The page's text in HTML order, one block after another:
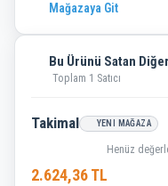
Mağazaya Git
Bu Ürünü Satan
Toplam 1 Satıcı
Takimal YENI MAĞAZA
Henüz
2.624,36 TL